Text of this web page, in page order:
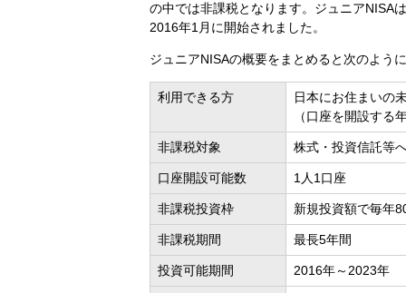
の中では非課税となります。ジュニアNISA
2016年1月に開始されました。
ジュニアNISAの概要をまとめると次のよう
利用できる方
日本にお住まいの
（口座を開設する
非課税対象 株式・投資信託等
口座開設可能数 1人1口座
非課税投資枠 新規投資額で毎年
非課税期間 最長5年間
投資可能期間 2016年～2023年